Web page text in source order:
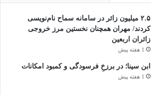
۲.۵ میلیون زائر در سامانه سماح نام‌نویسی
کردند/ مهران همچنان نخستین مرز خروجی
زائران اربعین
1 هفته پیش
ابن سینا؛ در برزخِ فرسودگی و کمبود امکانات
1 هفته پیش